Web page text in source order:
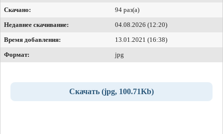
Скачано:
94 раз(а)
Недавнее скачивание:
04.08.2026 (12:20)
Время добавления:
13.01.2021 (16:38)
Формат:
jpg
Скачать (jpg, 100.71Kb)